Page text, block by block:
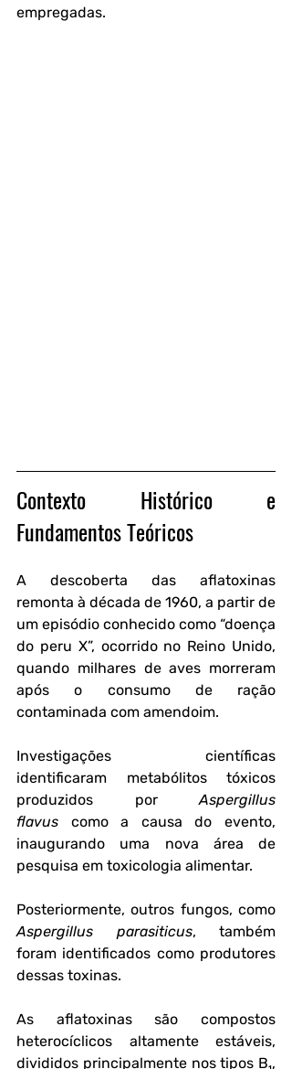
empregadas.
Contexto Histórico e
Fundamentos Teóricos
A descoberta das aflatoxinas
remonta à década de 1960, a partir de
um episódio conhecido como “doença
do peru X”, ocorrido no Reino Unido,
quando milhares de aves morreram
após o consumo de ração
contaminada com amendoim.
Investigações científicas
identificaram metabólitos tóxicos
produzidos por Aspergillus
flavus como a causa do evento,
inaugurando uma nova área de
pesquisa em toxicologia alimentar.
Aspergillus parasiticus, também
foram identificados como produtores
dessas toxinas.
As aflatoxinas são compostos
heterocíclicos altamente estáveis,
divididos principalmente nos tipos B₁,